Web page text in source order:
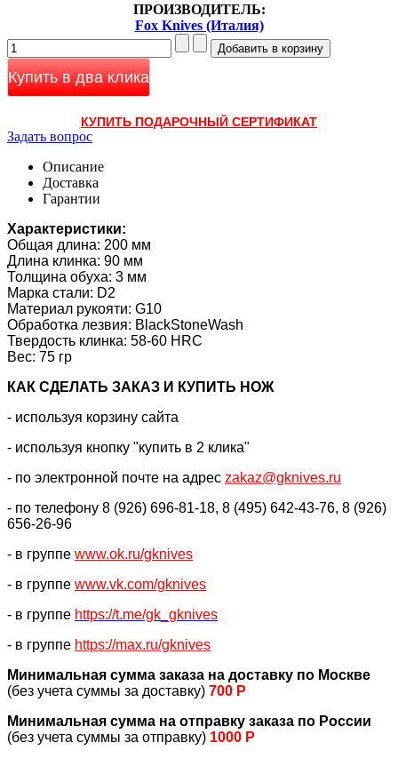
ПРОИЗВОДИТЕЛЬ:
Fox Knives (Италия)
Купить в два клика
КУПИТЬ ПОДАРОЧНЫЙ СЕРТИФИКАТ
Задать вопрос
Описание
Доставка
Гарантии
Характеристики:
Общая длина: 200 мм
Длина клинка: 90 мм
Толщина обуха: 3 мм
Марка стали: D2
Материал рукояти: G10
Обработка лезвия: BlackStoneWash
Твердость клинка: 58-60 HRC
Вес: 75 гр
КАК CДЕЛАТЬ ЗАКАЗ И КУПИТЬ НОЖ
- используя корзину сайта
- используя кнопку "купить в 2 клика"
- по электронной почте на адрес zakaz@gknives.ru
- по телефону 8 (926) 696-81-18, 8 (495) 642-43-76, 8 (926)
656-26-96
- в группе www.ok.ru/gknives
- в группе www.vk.com/gknives
- в группе https://t.me/gk_gknives
- в группе https://max.ru/gknives
Минимальная сумма заказа на доставку по Москве
(без учета суммы за доставку) 700 Р
Минимальная сумма на отправку заказа по России
(без учета суммы за отправку) 1000 Р